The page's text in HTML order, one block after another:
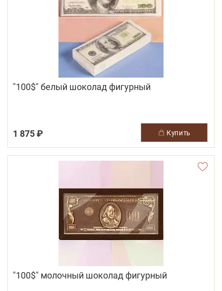
"100$" белый шоколад фигурный
1 875 ₽ купить
"100$" молочный шоколад фигурный